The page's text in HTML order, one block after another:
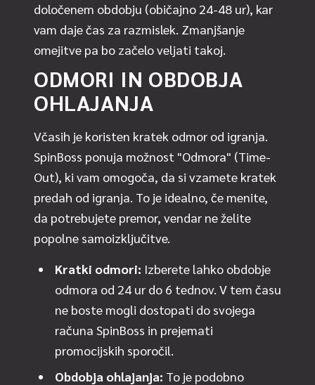
določenem obdobju (običajno 24-48 ur), kar
vam daje čas za razmislek. Zmanjšanje
omejitve pa bo začelo veljati takoj.
ODMORI IN OBDOBJA
OHLAJANJA
Včasih je koristen kratek odmor od igranja.
SpinBoss ponuja možnost "Odmora" (Time-
Out), ki vam omogoča, da si vzamete kratek
predah od igranja. To je idealno, če menite,
da potrebujete premor, vendar ne želite
popolne samoizključitve.
Kratki odmori: Izberete lahko obdobje
odmora od 24 ur do 6 tednov. V tem času
ne boste mogli dostopati do svojega
računa SpinBoss in prejemati
promocijskih sporočil.
Obdobja ohlajanja: To je podobno